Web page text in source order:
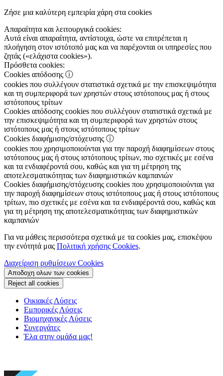
Ζήσε μια καλύτερη εμπειρία χάρη στα cookies
Απαραίτητα και λειτουργικά cookies:
Αυτά είναι απαραίτητα, αντίστοιχα, ώστε να επιτρέπεται η
πλοήγηση στον ιστότοπό μας και να παρέχονται οι υπηρεσίες που
ζητάς («ελάχιστα cookies»).
Πρόσθετα cookies:
Cookies απόδοσης ⓘ
cookies που συλλέγουν στατιστικά σχετικά με την επισκεψιμότητα
και τη συμπεριφορά των χρηστών στους ιστότοπους μας ή στους
ιστότοπους τρίτων
Cookies απόδοσης cookies που συλλέγουν στατιστικά σχετικά με
την επισκεψιμότητα και τη συμπεριφορά των χρηστών στους
ιστότοπους μας ή στους ιστότοπους τρίτων
Cookies διαφήμισης/στόχευσης ⓘ
cookies που χρησιμοποιούνται για την παροχή διαφημίσεων στους
ιστότοπους μας ή στους ιστότοπους τρίτων, πιο σχετικές με εσένα
και τα ενδιαφέροντά σου, καθώς και για τη μέτρηση της
αποτελεσματικότητας των διαφημιστικών καμπανιών
Cookies διαφήμισης/στόχευσης cookies που χρησιμοποιούνται για
την παροχή διαφημίσεων στους ιστότοπους μας ή στους ιστότοπους
τρίτων, πιο σχετικές με εσένα και τα ενδιαφέροντά σου, καθώς και
για τη μέτρηση της αποτελεσματικότητας των διαφημιστικών
καμπανιών
Για να μάθεις περισσότερα σχετικά με τα cookies μας, επισκέψου
την ενότητά μας Πολιτική χρήσης Cookies.
Διαχείριση ρυθμίσεων Cookies
Αποδοχη ολων των cookies
Reject all cookies
Οικιακές Λύσεις
Εμπορικές Λύσεις
Βιομηχανικές Λύσεις
Συνεργάτες
Έλα στην ομάδα μας!